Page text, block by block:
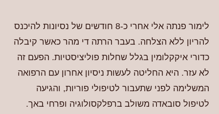
לימור פנתה אלי אחרי כ-8 חודשים של נסיונות להיכנס
להריון ללא הצלחה. בעבר הרתה די מהר כאשר קיבלה
כדורי איקקלומין בגלל שחלות פוליציסטיות. הפעם זה
לא עזר. היא החליטה לעשות ניסיון אחרון עם הרפואה
המשלימה לפני שתעבור לטיפולי פוריות, והגיעה
לטיפול סובאדה משולב ברפלקסולוגיה ופרחי באך.